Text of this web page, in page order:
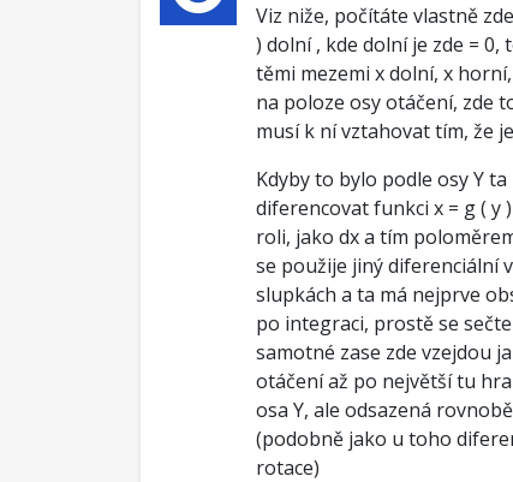
Viz niže, počítáte vlastně
) dolní , kde dolní je zde =
těmi mezemi x dolní, x
na poloze osy otáčení, zde
musí k ní vztahovat tím, že
Kdyby to bylo podle osy Y
diferencovat funkci x = g ( y
roli, jako dx a tím
se použije jiný diferenciální
slupkách a ta má nejprve
po integraci, prostě se
samotné zase zde vzejdou
otáčení až po největší tu
osa Y, ale odsazená
(podobně jako u toho
rotace)